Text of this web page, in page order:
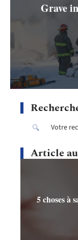
Grave
Article
5 choses à